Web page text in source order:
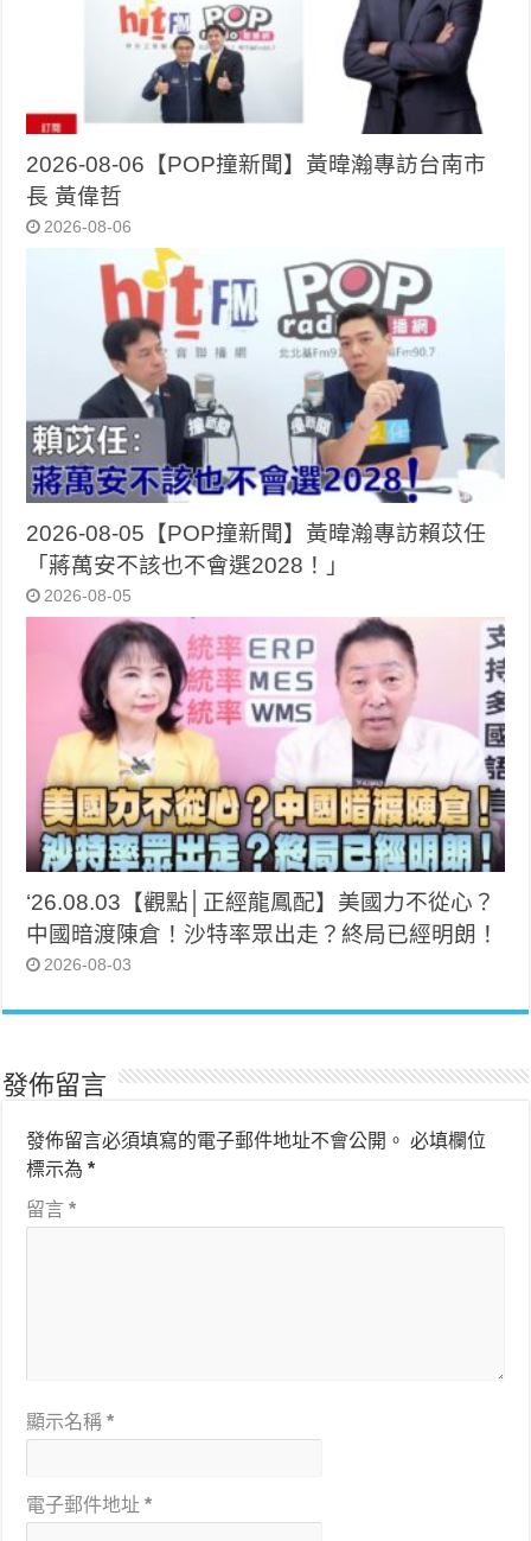
2026-08-06【POP撞新聞】黃暐瀚專訪台南市
長 黃偉哲
2026-08-06
2026-08-05【POP撞新聞】黃暐瀚專訪賴苡任
「蔣萬安不該也不會選2028！」
2026-08-05
‘26.08.03【觀點│正經龍鳳配】美國力不從心？
中國暗渡陳倉！沙特率眾出走？終局已經明朗！
2026-08-03
發佈留言
發佈留言必須填寫的電子郵件地址不會公開。 必填欄位
標示為*
留言*
顯示名稱*
電子郵件地址*